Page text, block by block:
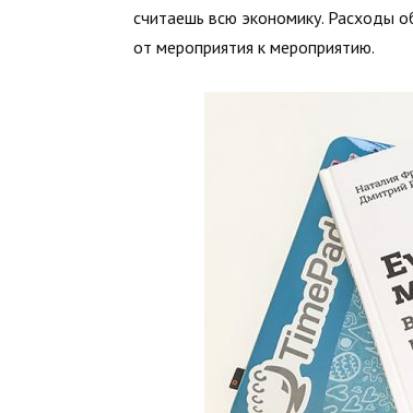
считаешь всю экономику. Расходы
от мероприятия к мероприятию.